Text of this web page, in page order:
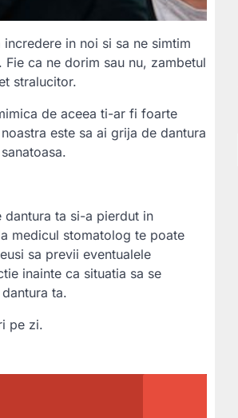
in noi si sa ne simtim
ca ne dorim sau nu, zambetul
stralucitor.
de aceea ti-ar fi foarte
este sa ai grija de dantura
dantura ta si-a pierdut in
medicul stomatolog te poate
sa previi eventualele
inainte ca situatia sa se
ta.
pe zi.